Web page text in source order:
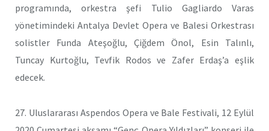
programında, orkestra şefi Tulio Gagliardo Varas
yönetimindeki Antalya Devlet Opera ve Balesi Orkestrası
solistler Funda Ateşoğlu, Çiğdem Önol, Esin Talınlı,
Tuncay Kurtoğlu, Tevfik Rodos ve Zafer Erdaş’a eşlik
edecek.
27. Uluslararası Aspendos Opera ve Bale Festivali, 12 Eylül